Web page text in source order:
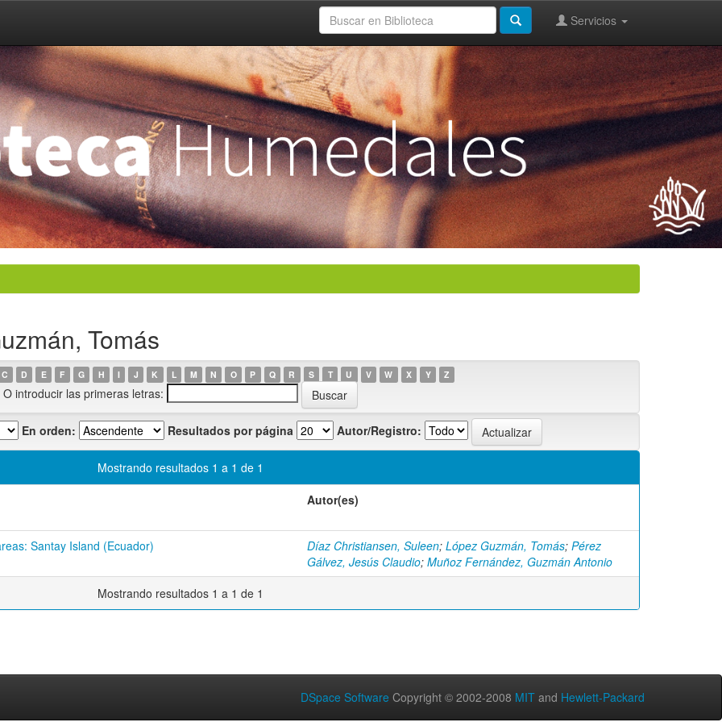
Servicios
Tomás
C D E F G H I J K L M N O P Q R S T U V W X Y Z
O introducir las primeras letras:
En orden: Resultados por página Autor/Registro:
Mostrando resultados 1 a 1 de 1
Autor(es)
Santay Island (Ecuador) Díaz Christiansen, Suleen; López Guzmán, Tomás; Pérez
Gálvez, Jesús Claudio; Muñoz Fernández, Guzmán Antonio
Mostrando resultados 1 a 1 de 1
DSpace Software Copyright © 2002-2008 MIT and Hewlett-Packard